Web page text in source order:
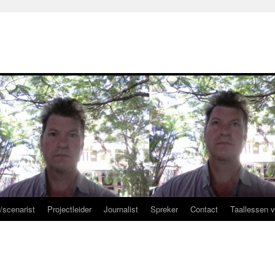
Projectleider Journalist Spreker Contact Taallessen